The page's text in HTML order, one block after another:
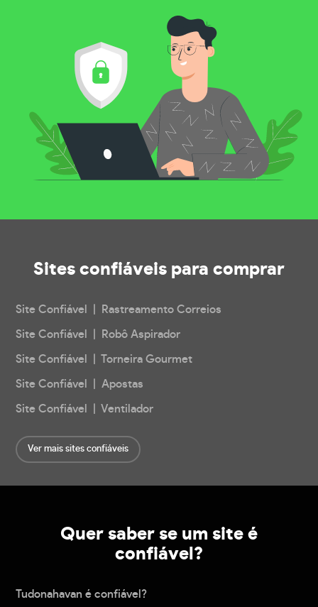
Sites confiáveis para comprar
Site Confiável | Rastreamento Correios
Site Confiável | Robô Aspirador
Site Confiável | Torneira Gourmet
Site Confiável | Apostas
Site Confiável | Ventilador
Ver mais sites confiáveis
Quer saber se um site é
confiável?
Tudonahavan é confiável?